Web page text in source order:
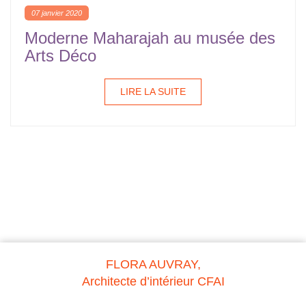
07 janvier 2020
Moderne Maharajah au musée des
Arts Déco
LIRE LA SUITE
FLORA AUVRAY,
Architecte d’intérieur CFAI